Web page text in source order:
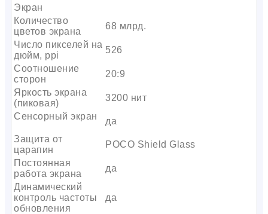
Экран
Количество
цветов экрана
68 млрд.
Число пикселей на
дюйм, ppi
526
Соотношение
сторон
20:9
Яркость экрана
(пиковая)
3200 нит
Сенсорный экран
да
Защита от
царапин
POCO Shield Glass
Постоянная
работа экрана
да
Динамический
контроль частоты
обновления
да